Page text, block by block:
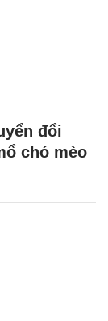
đổi
chó mèo